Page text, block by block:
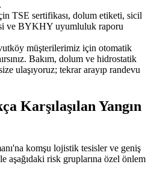
TSE sertifikası, dolum etiketi, sicil
ve BYKHY uyumluluk raporu
müşterilerimiz için otomatik
Bakım, dolum ve hidrostatik
ulaşıyoruz; tekrar arayıp randevu
Karşılaşılan Yangın
komşu lojistik tesisler ve geniş
aşağıdaki risk gruplarına özel önlem